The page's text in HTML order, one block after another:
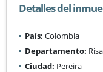
Detalles del
País: Colombia
Departamento:
Ciudad: Pereira